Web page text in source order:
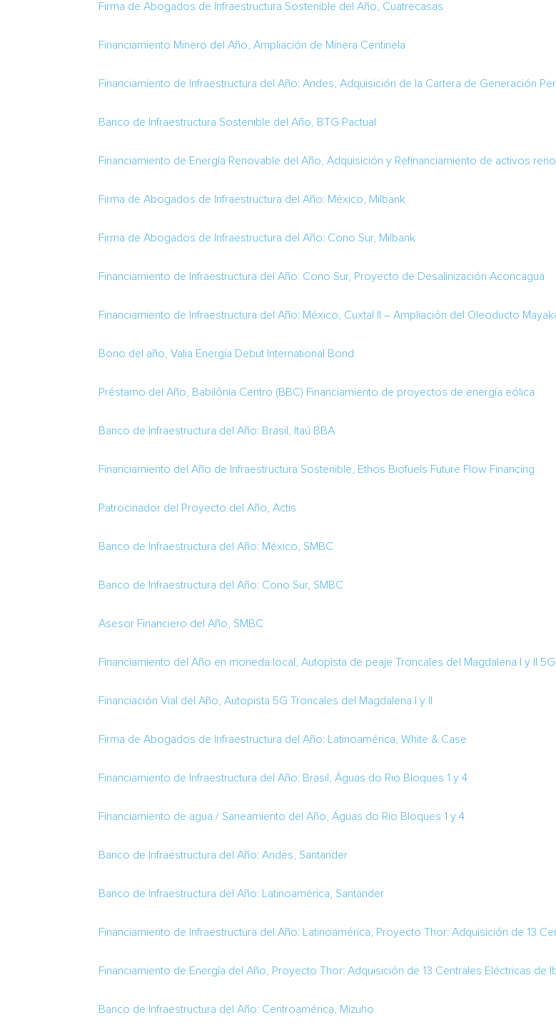
Firma de Abogados de Infraestructura Sostenible del Año, Cuatrecasas
Financiamiento Minero del Año, Ampliación de Minera Centinela
Financiamiento de Infraestructura del Año: Andes, Adquisición de la Cartera de Generación
Banco de Infraestructura Sostenible del Año, BTG Pactual
Financiamiento de Energía Renovable del Año, Adquisición y Refinanciamiento de activos
Firma de Abogados de Infraestructura del Año: México, Milbank
Firma de Abogados de Infraestructura del Año: Cono Sur, Milbank
Financiamiento de Infraestructura del Año: Cono Sur, Proyecto de Desalinización Aconcagua
Financiamiento de Infraestructura del Año: México, Cuxtal II – Ampliación del Oleoducto
Bono del año, Valia Energía Debut International Bond
Préstamo del Año, Babilônia Centro (BBC) Financiamiento de proyectos de energía eólica
Banco de Infraestructura del Año: Brasil, Itaú BBA
Financiamiento del Año de Infraestructura Sostenible, Ethos Biofuels Future Flow Financing
Patrocinador del Proyecto del Año, Actis
Banco de Infraestructura del Año: México, SMBC
Banco de Infraestructura del Año: Cono Sur, SMBC
Asesor Financiero del Año, SMBC
Financiamiento del Año en moneda local, Autopista de peaje Troncales del Magdalena I y II 5G
Financiación Vial del Año, Autopista 5G Troncales del Magdalena I y II
Firma de Abogados de Infraestructura del Año: Latinoamérica, White & Case
Financiamiento de Infraestructura del Año: Brasil, Águas do Rio Bloques 1 y 4
Financiamiento de agua / Saneamiento del Año, Águas do Rio Bloques 1 y 4
Banco de Infraestructura del Año: Andes, Santander
Banco de Infraestructura del Año: Latinoamérica, Santander
Financiamiento de Infraestructura del Año: Latinoamérica, Proyecto Thor: Adquisición de 13
Financiamiento de Energía del Año, Proyecto Thor: Adquisición de 13 Centrales Eléctricas de
Banco de Infraestructura del Año: Centroamérica, Mizuho